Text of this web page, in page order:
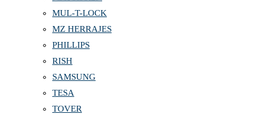
MUL-T-LOCK
MZ HERRAJES
PHILLIPS
RISH
SAMSUNG
TESA
TOVER